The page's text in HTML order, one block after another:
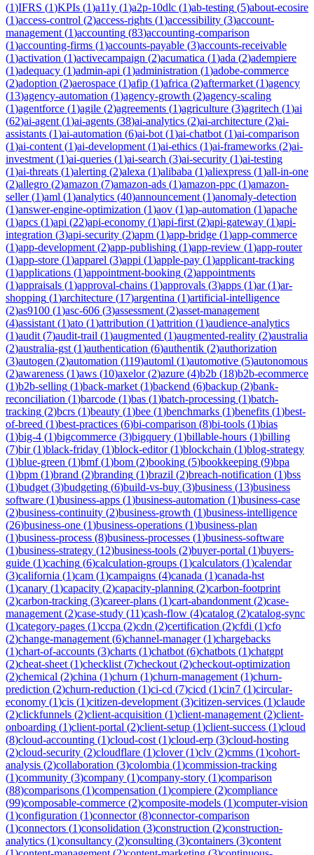
(1)IFRS (1)KPIs (1)a11y (1)a2p-10dlc (1)ab-testing (5)about-ecosire
(1)access-control (2)access-rights (1)accessibility (3)account-
management (1)accounting (83)accounting-comparison
(1)accounting-firms (1)accounts-payable (3)accounts-receivable
(1)activation (1)activecampaign (2)acumatica (1)ada (2)adempiere
(1)adequacy (1)admin-api (1)administration (1)adobe-commerce
(2)adoption (2)aerospace (1)afip (1)africa (2)aftermarket (1)agency
(13)agency-automation (1)agency-growth (2)agency-scaling
(1)agentforce (1)agile (2)agreements (1)agriculture (3)agritech (1)ai
(62)ai-agent (1)ai-agents (38)ai-analytics (2)ai-architecture (2)ai-
assistants (1)ai-automation (6)ai-bot (1)ai-chatbot (1)ai-comparison
(1)ai-content (1)ai-development (1)ai-ethics (1)ai-frameworks (2)ai-
investment (1)ai-queries (1)ai-search (3)ai-security (1)ai-testing
(1)ai-threats (1)alerting (2)alexa (1)alibaba (1)aliexpress (1)all-in-one
(2)allegro (2)amazon (7)amazon-ads (1)amazon-ppc (1)amazon-
seller(1)aml (1)analytics (40)announcement (1)anomaly-detection
(1)answer-engine-optimization (1)aov (1)ap-automation (1)apache
(1)apcs (1)api (22)api-economy (1)api-first (2)api-gateway (1)api-
integration (3)api-security (2)apm (1)app-bridge (1)app-commerce
(1)app-development (2)app-publishing (1)app-review (1)app-router
(1)app-store (1)apparel (3)appi (1)apple-pay (1)applicant-tracking
(1)applications (1)appointment-booking (2)appointments
(1)appraisals (1)approval-chains (1)approvals (3)apps (1)ar(1)ar-
shopping (1)architecture (17)argentina (1)artificial-intelligence
(2)as9100 (1)asc-606 (3)assessment (2)asset-management
(4)assistant (1)ato (1)attribution (1)attrition (1)audience-analytics
(1)audit (7)audit-trail (1)augmented (1)augmented-reality (2)australia
(2)australia-gst (1)authentication (6)authentik (2)authorization
(3)autogen (2)automation (119)automl (1)automotive (5)autonomous
(2)awareness (1)aws (10)axelor(2)azure (4)b2b (18)b2b-ecommerce
(1)b2b-selling (1)back-market (1)backend (6)backup (2)bank-
reconciliation (1)barcode (1)bas (1)batch-processing (1)batch-
tracking (2)bcrs (1)beauty (1)bee (1)benchmarks (1)benefits (1)best-
of-breed (1)best-practices (6)bi-comparison (8)bi-tools (1)bias
(1)big-4 (1)bigcommerce (3)bigquery (1)billable-hours (1)billing
(7)bir(1)black-friday (1)block-editor(1)blockchain (1)blog-strategy
(1)blue-green (1)bmf(1)bom (2)booking (5)bookkeeping (9)bpa
(1)bpm (1)brand (2)branding (1)brazil (2)breach-notification (1)bss
(1)budget (3)budgeting (6)build-vs-buy (3)business (13)business
software (1)business-apps (1)business-automation (1)business-case
(2)business-continuity (2)business-growth (1)business-intelligence
(26)business-one (1)business-operations (1)business-plan
(1)business-process (8)business-processes (1)business-software
(1)business-strategy (12)business-tools (2)buyer-portal (1)buyers-
guide (1)caching (6)calculation-groups (1)calculators (1)calendar
(3)california (1)cam (1)campaigns (4)canada (1)canada-hst
(1)canary (1)capacity (2)capacity-planning (2)carbon-footprint
(2)carbon-tracking (3)career-plans (1)cart-abandonment (2)case-
management (2)case-study (11)cash-flow (4)catalog (2)catalog-sync
(1)category-pages (1)ccpa (2)cdn (2)certification (2)cfdi (1)cfo
(2)change-management (6)channel-manager(1)chargebacks
(1)chart-of-accounts (3)charts (1)chatbot (6)chatbots (1)chatgpt
(2)cheat-sheet (1)checklist (7)checkout (2)checkout-optimization
(2)chemical (2)china (1)churn (1)churn-management (1)churn-
prediction (2)churn-reduction (1)ci-cd (7)cicd (1)cin7 (1)circular-
economy (1)cis (1)citizen-development (3)citizen-services (1)claude
(2)clickfunnels (2)client-acquisition (1)client-management (2)client-
onboarding (1)client-portal (2)client-setup (1)client-success (1)cloud
(8)cloud-accounting (1)cloud-cost (1)cloud-erp (3)cloud-hosting
(2)cloud-security (2)cloudflare (1)clover(1)clv (2)cmms (1)cohort-
analysis (2)collaboration (3)colombia (1)commission-tracking
(1)community (3)company (1)company-story (1)comparison
(88)comparisons (1)compensation (1)compiere (2)compliance
(99)composable-commerce (2)composite-models (1)computer-vision
(1)configuration (1)connector(8)connector-comparison
(1)connectors (1)consolidation (3)construction (2)construction-
analytics (1)consultancy (2)consulting (3)containers (3)content